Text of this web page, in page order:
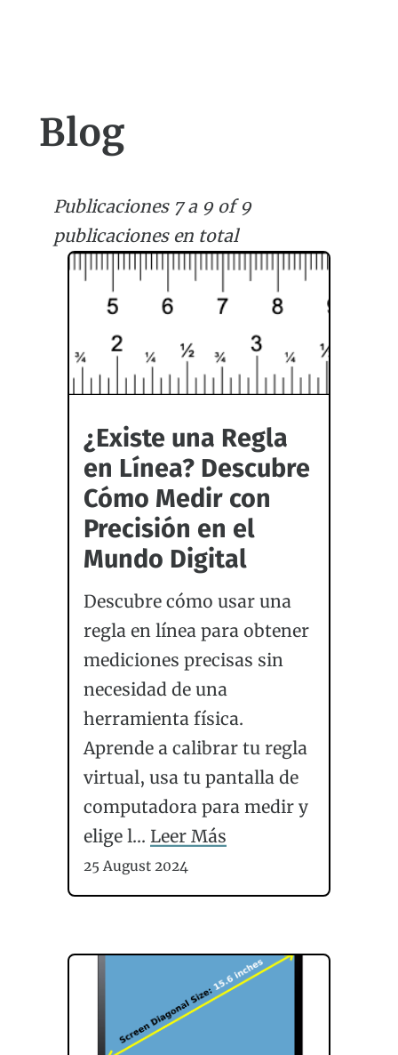
Blog
Publicaciones 7 a 9 of 9
publicaciones en total
¿Existe una Regla
en Línea? Descubre
Cómo Medir con
Precisión en el
Mundo Digital
Descubre cómo usar una
regla en línea para obtener
mediciones precisas sin
necesidad de una
herramienta física.
Aprende a calibrar tu regla
virtual, usa tu pantalla de
computadora para medir y
elige l... Leer Más
25 August 2024